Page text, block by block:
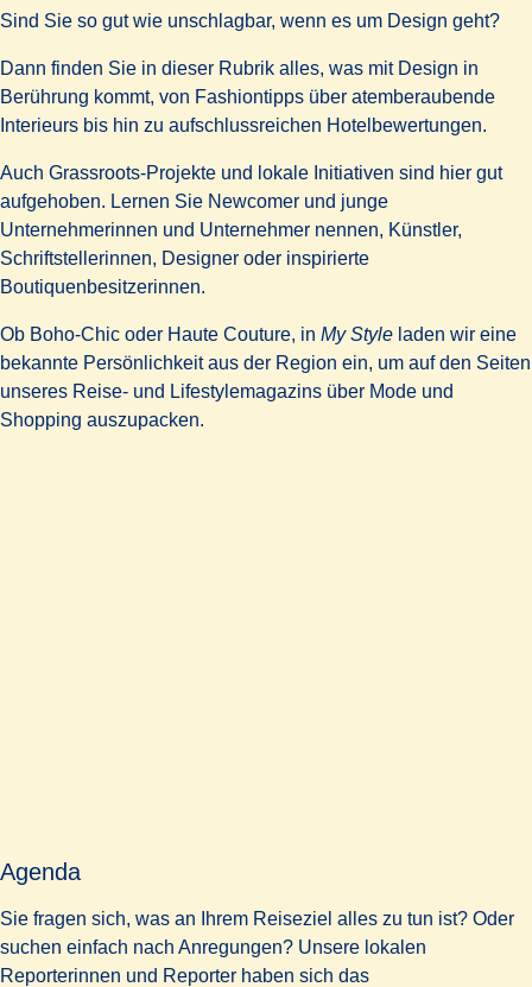
Sind Sie so gut wie unschlagbar, wenn es um Design geht?
Dann finden Sie in dieser Rubrik alles, was mit Design in
Berührung kommt, von Fashiontipps über atemberaubende
Interieurs bis hin zu aufschlussreichen Hotelbewertungen.
Auch Grassroots-Projekte und lokale Initiativen sind hier gut
aufgehoben. Lernen Sie Newcomer und junge
Unternehmerinnen und Unternehmer nennen, Künstler,
Schriftstellerinnen, Designer oder inspirierte
Boutiquenbesitzerinnen.
Ob Boho-Chic oder Haute Couture, in My Style laden wir eine
bekannte Persönlichkeit aus der Region ein, um auf den Seiten
unseres Reise- und Lifestylemagazins über Mode und
Shopping auszupacken.
Agenda
Sie fragen sich, was an Ihrem Reiseziel alles zu tun ist? Oder
suchen einfach nach Anregungen? Unsere lokalen
Reporterinnen und Reporter haben sich das